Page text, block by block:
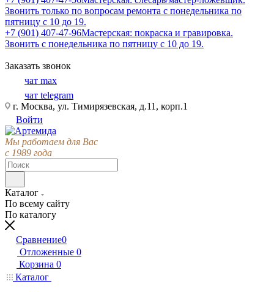
Звонить только по вопросам ремонта с понедельника по
пятницу с 10 до 19.
+7 (901) 407-47-96Мастерская: покраска и гравировка.
Звонить с понедельника по пятницу с 10 до 19.
Заказать звонок
чат max
чат telegram
г. Москва, ул. Тимирязевская, д.11, корп.1
Войти
Мы работаем для Вас
с 1989 года
Каталог
По всему сайту
По каталогу
Сравнение0
Отложенные 0
Корзина 0
Каталог